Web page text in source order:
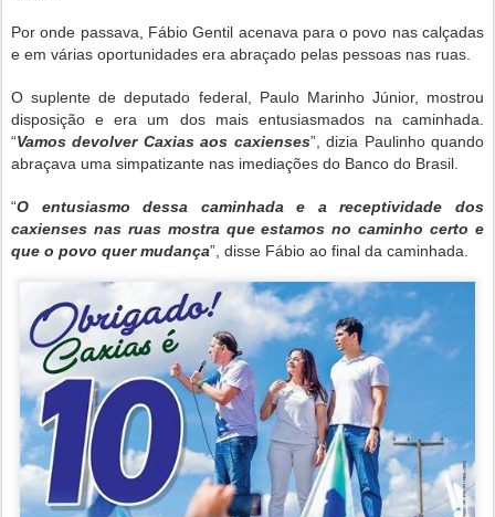
Por onde passava, Fábio Gentil acenava para o povo nas calçadas
e em várias oportunidades era abraçado pelas pessoas nas ruas.
O suplente de deputado federal, Paulo Marinho Júnior, mostrou
disposição e era um dos mais entusiasmados na caminhada.
“Vamos devolver Caxias aos caxienses”, dizia Paulinho quando
abraçava uma simpatizante nas imediações do Banco do Brasil.
“O entusiasmo dessa caminhada e a receptividade dos
caxienses nas ruas mostra que estamos no caminho certo e
que o povo quer mudança”, disse Fábio ao final da caminhada.